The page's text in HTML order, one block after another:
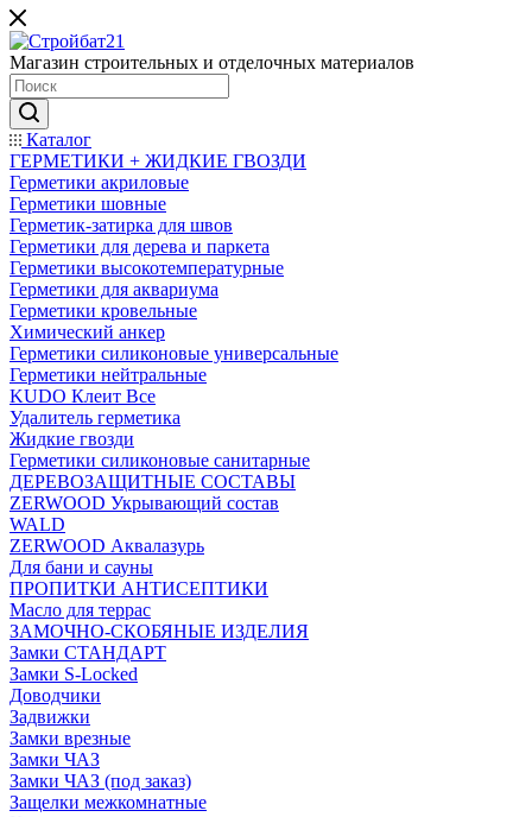
Магазин строительных и отделочных материалов
Каталог
ГЕРМЕТИКИ + ЖИДКИЕ ГВОЗДИ
Герметики акриловые
Герметики шовные
Герметик-затирка для швов
Герметики для дерева и паркета
Герметики высокотемпературные
Герметики для аквариума
Герметики кровельные
Химический анкер
Герметики силиконовые универсальные
Герметики нейтральные
KUDO Клеит Все
Удалитель герметика
Жидкие гвозди
Герметики силиконовые санитарные
ДЕРЕВОЗАЩИТНЫЕ СОСТАВЫ
ZERWOOD Укрывающий состав
WALD
ZERWOOD Аквалазурь
Для бани и сауны
ПРОПИТКИ АНТИСЕПТИКИ
Масло для террас
ЗАМОЧНО-СКОБЯНЫЕ ИЗДЕЛИЯ
Замки СТАНДАРТ
Замки S-Locked
Доводчики
Задвижки
Замки врезные
Замки ЧАЗ
Замки ЧАЗ (под заказ)
Защелки межкомнатные